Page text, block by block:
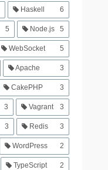
Haskell 6
5 Node.js 5
WebSocket 5
Apache 3
CakePHP 3
3 Vagrant 3
3 Redis 3
WordPress 2
TypeScript 2